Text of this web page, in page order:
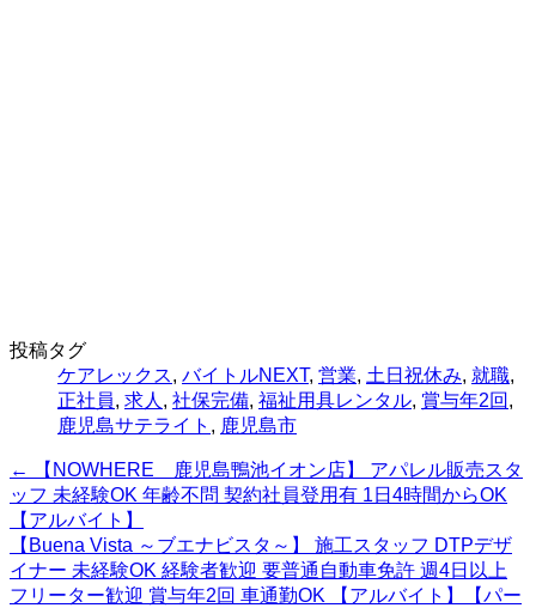
投稿タグ
ケアレックス, バイトルNEXT, 営業, 土日祝休み, 就職,
正社員, 求人 , 社保完備, 福祉用具レンタル, 賞与年2回 ,
鹿児島サテライト , 鹿児島市
←
【NOWHERE 鹿児島鴨池イオン店】 アパレル販売スタ
ッフ 未経験OK 年齢不問 契約社員登用有 1日4時間からOK
【アルバイト】
【Buena Vista ～ブエナビスタ～】 施工スタッフ DTPデザ
イナー 未経験OK 経験者歓迎 要普通自動車免許 週4日以上
フリーター歓迎 賞与年2回 車通勤OK 【アルバイト】【パー